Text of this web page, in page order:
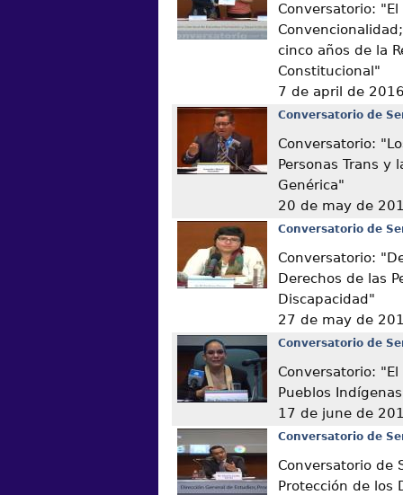
Conversatorio:
cinco años de la
Constitucional"
7 de april de
Conversatorio de
Conversatorio:
Personas Trans y
Genérica"
20 de may de
Conversatorio de
Conversatorio:
Derechos de las
Discapacidad"
27 de may de
Conversatorio de
Conversatorio:
Pueblos
17 de june de
Conversatorio de
Conversatorio de
Protección de los